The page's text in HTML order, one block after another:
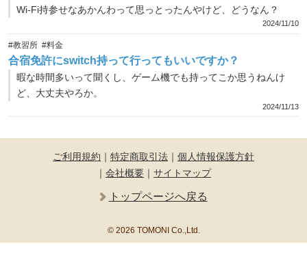
Wi-Fi持参せなあかんわって思っとったんやけど、どうなん？
2024/11/10
#教習所 #料金
合宿免許にswitch持って行ってもいいですか？
暇な時間多いって聞くし、ゲーム機でも持ってこか思うねんけ
ど、大丈夫やろか。
2024/11/13
ご利用規約 ｜ 特定商取引法 ｜ 個人情報保護方針
｜ 会社概要 ｜ サイトマップ
トップページへ戻る
© 2026 TOMONI Co.,Ltd.